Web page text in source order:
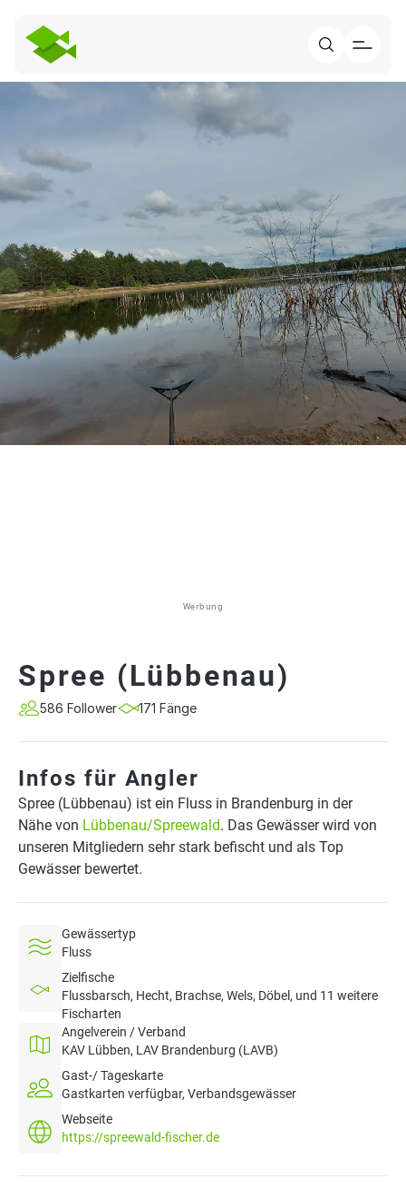
Werbung
Spree (Lübbenau)
586 Follower 171 Fänge
Infos für Angler
Spree (Lübbenau) ist ein Fluss in Brandenburg in der
Nähe von Lübbenau/Spreewald. Das Gewässer wird von
unseren Mitgliedern sehr stark befischt und als Top
Gewässer bewertet.
Gewässertyp
Fluss
Zielfische
Flussbarsch, Hecht, Brachse, Wels, Döbel, und 11 weitere
Fischarten
Angelverein / Verband
KAV Lübben, LAV Brandenburg (LAVB)
Gast-/ Tageskarte
Gastkarten verfügbar, Verbandsgewässer
Webseite
https://spreewald-fischer.de